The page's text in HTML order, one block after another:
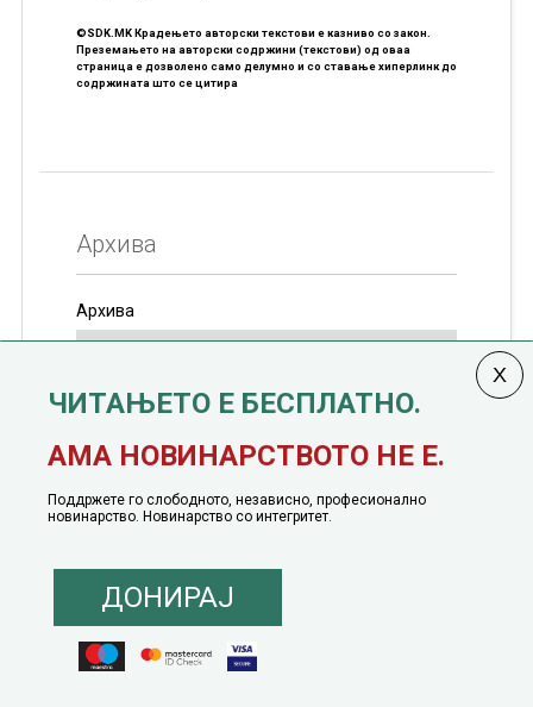
©SDK.MK Крадењето авторски текстови е казниво со закон.
Преземањето на авторски содржини (текстови) од оваа
страница е дозволено само делумно и со ставање хиперлинк до
содржината што се цитира
Архива
Архива
јануари, 1991 година
© 2016 - 2026 Сакам Да Кажам. Сите права задржани |
Понуда за политичко рекламирање
Политика на инклузија
Кодекс на однесување
ЧИТАЊЕТО Е БЕСПЛАТНО.
АМА НОВИНАРСТВОТО НЕ Е.
Поддржете го слободното, независно, професионално
новинарство. Новинарство со интегритет.
ДОНИРАЈ